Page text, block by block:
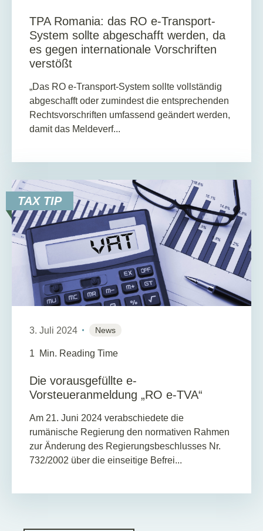
TPA Romania: das RO e-Transport-
System sollte abgeschafft werden, da
es gegen internationale Vorschriften
verstößt
„Das RO e-Transport-System sollte vollständig
abgeschafft oder zumindest die entsprechenden
Rechtsvorschriften umfassend geändert werden,
damit das Meldeverf...
TAX TIP
3. Juli 2024 News
1 Min. Reading Time
Die vorausgefüllte e-
Vorsteueranmeldung „RO e-TVA“
Am 21. Juni 2024 verabschiedete die
rumänische Regierung den normativen Rahmen
zur Änderung des Regierungsbeschlusses Nr.
732/2002 über die einseitige Befrei...